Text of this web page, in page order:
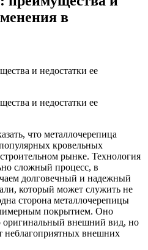
в
что металлочерепица
кровельных
рынке. Технология
сложный процесс, в
долговечный и надежный
который может служить не
сторона металлочерепицы
покрытием. Оно
оригинальный внешний вид, но
неблагоприятных внешних